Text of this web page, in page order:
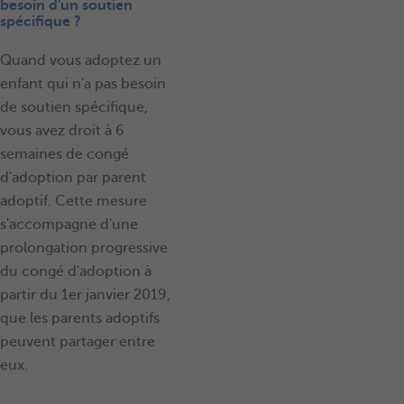
besoin d'un soutien
spécifique ?
Quand vous adoptez un
enfant qui n'a pas besoin
de soutien spécifique,
vous avez droit à 6
semaines de congé
d'adoption par parent
adoptif. Cette mesure
s'accompagne d'une
prolongation progressive
du congé d'adoption à
partir du 1er janvier 2019,
que les parents adoptifs
peuvent partager entre
eux.